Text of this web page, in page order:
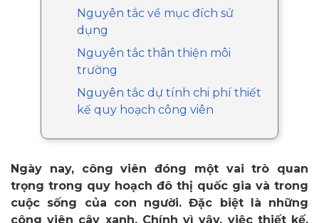
Nguyên tắc về mục đích sử
dụng
Nguyên tắc thân thiện môi
trường
Nguyên tắc dự tính chi phí thiết
kế quy hoạch công viên
Ngày nay, công viên đóng một vai trò quan
trọng trong quy hoạch đô thị quốc gia và trong
cuộc sống của con người. Đặc biệt là những
công viên cây xanh. Chính vì vậy, việc thiết kế,